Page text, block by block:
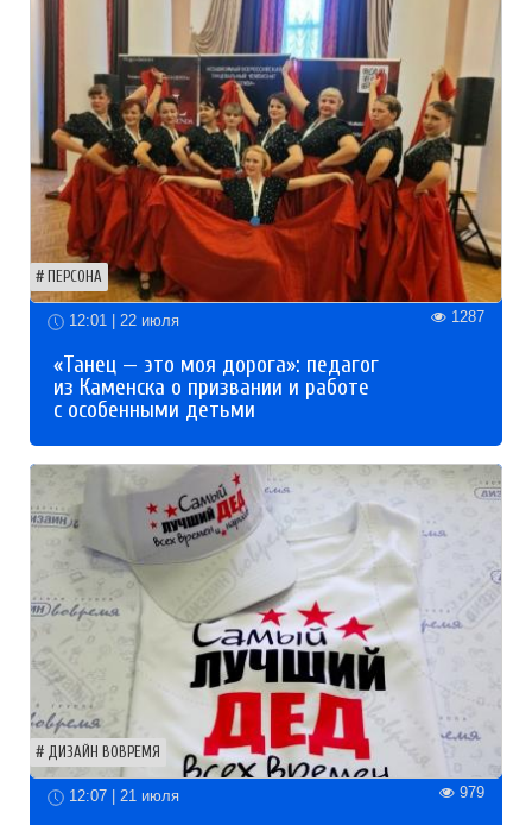
ПЕРСОНА
12:01 | 22 июля 1287
«Танец — это моя дорога»: педагог
из Каменска о призвании и работе
с особенными детьми
ДИЗАЙН ВОВРЕМЯ
12:07 | 21 июля 979